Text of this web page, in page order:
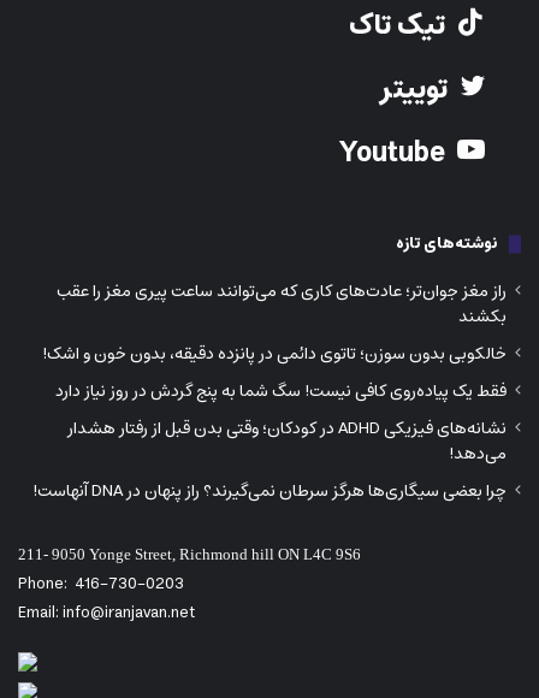
تیک تاک
توییتر
نوشته‌های تازه
راز مغز جوان‌تر؛ عادت‌های کاری که می‌توانند ساعت پیری مغز را عقب
بکشند
خالکوبی بدون سوزن؛ تاتوی دائمی در پانزده دقیقه، بدون خون و اشک!
فقط یک پیاده‌روی کافی نیست! سگ شما به پنج گردش در روز نیاز دارد
نشانه‌های فیزیکی ADHD در کودکان؛ وقتی بدن قبل از رفتار هشدار
می‌دهد!
چرا بعضی سیگاری‌ها هرگز سرطان نمی‌گیرند؟ راز پنهان در DNA آنهاست!
211- 9050 Yonge Street, Richmond hill ON L4C 9S6
Phone: 416-730-0203
Email: info@iranjavan.net